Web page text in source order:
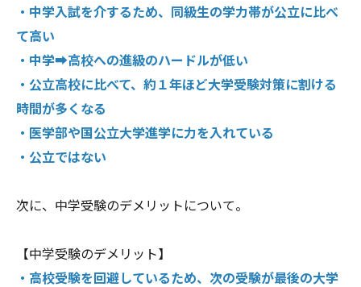
・中学入試を介するため、同級生の学力帯が公立に比べ
て高い
・中学➡高校への進級のハードルが低い
・公立高校に比べて、約１年ほど大学受験対策に割ける
時間が多くなる
・医学部や国公立大学進学に力を入れている
・公立ではない
次に、中学受験のデメリットについて。
【中学受験のデメリット】
・高校受験を回避しているため、次の受験が最後の大学